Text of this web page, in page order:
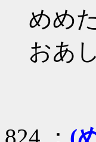
めめ
おあ